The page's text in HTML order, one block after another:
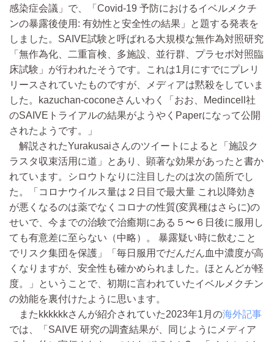
感染症会議」で、「Covid-19 予防におけるイベルメクチ
ンの暴露後使用: 有効性と安全性の結果」と題する発表を
しました。SAIVE試験と呼ばれる大規模な無作為対照研究
「無作為化、二重盲検、多施設、並行群、プラセボ対照臨
床試験」が行われたそうです。これは1月にすでにプレリ
リースされていたものですが、メディアは黙殺をしていま
した。kazuchan-coconeさんいわく「おお、Medincell社
のSAIVEトライアルの結果がようやくPaperになって公開
されたようです。」
解説されたYurakusaiさんのツイートによると「施設ク
ラスタ収束活用に道」とあり、顕著な効果があったと書か
れています。シロウトなりに注目したのは次の箇所でし
た。「コロナウイルス量は２日目で最大量 これ以降効き
が悪くなるのは薬でなくコロナの性質(変異種はさらに)の
せいで、今までの治験で治癒期にある５〜６日後に服用し
ても有意差に至らない （中略）
。 暴露疑い時に飲むこと
でリスク集団を保護」「毎日服用でだんだん血中濃度が高
くなりますが、安全性も確かめられました。ほとんどが軽
度。」ということで、初期に言われていたイベルメクチン
の効能を裏付けたように思います。
またkkkkkkさんが紹介されていた2023年1月の海外記事
では、「SAIVE 研究の調査結果が、同じようにメディア